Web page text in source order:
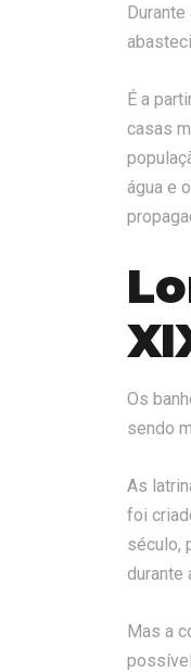
É a
casas
água e
Os
sendo
As
foi
século,
durante
Mas a